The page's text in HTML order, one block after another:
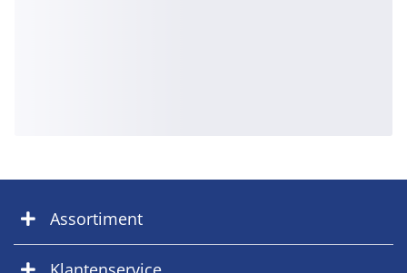
Assortiment